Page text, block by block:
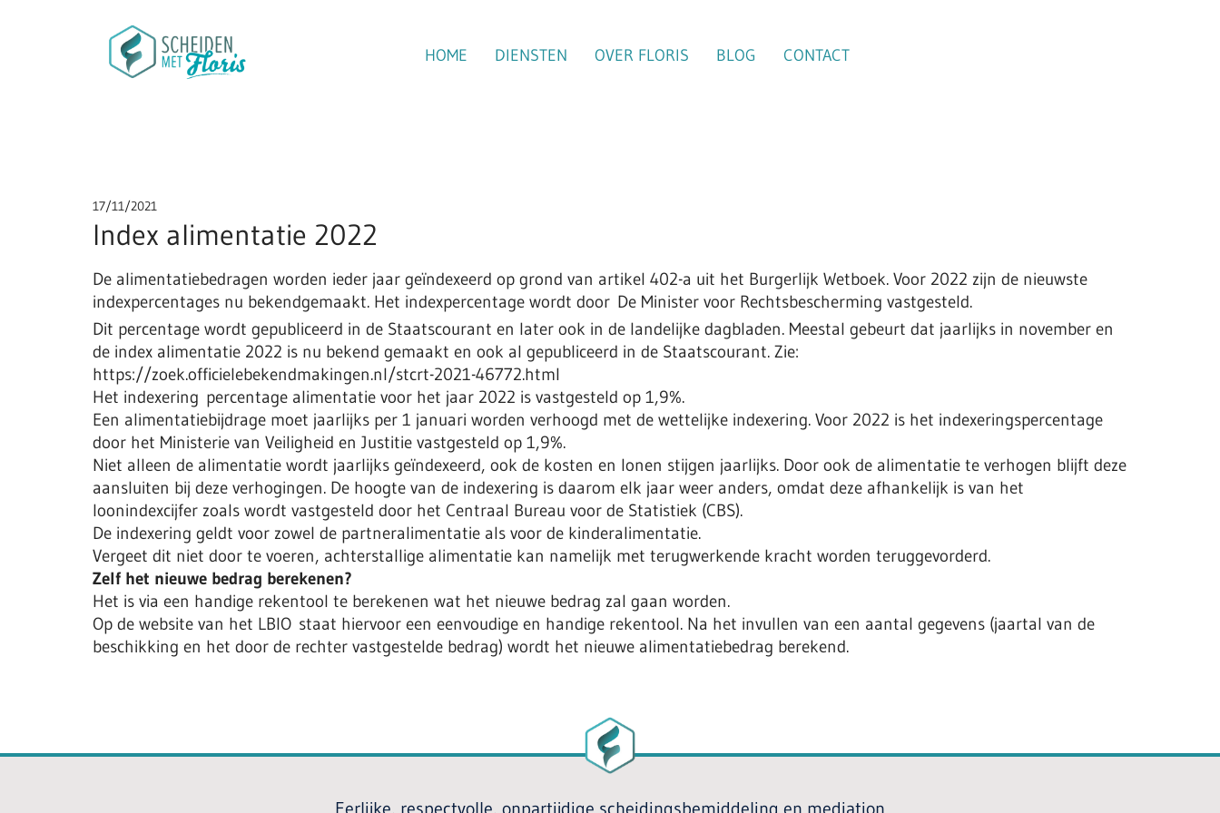
HOME DIENSTEN OVER FLORIS BLOG CONTACT
17/11/2021
Index alimentatie 2022
De alimentatiebedragen worden ieder jaar geïndexeerd op grond van artikel 402-a uit het Burgerlijk Wetboek. Voor 2022 zijn de nieuwste
indexpercentages nu bekendgemaakt. Het indexpercentage wordt door De Minister voor Rechtsbescherming vastgesteld.
Dit percentage wordt gepubliceerd in de Staatscourant en later ook in de landelijke dagbladen. Meestal gebeurt dat jaarlijks in november en
de index alimentatie 2022 is nu bekend gemaakt en ook al gepubliceerd in de Staatscourant. Zie:
https://zoek.officielebekendmakingen.nl/stcrt-2021-46772.html
Het indexering percentage alimentatie voor het jaar 2022 is vastgesteld op 1,9%.
Een alimentatiebijdrage moet jaarlijks per 1 januari worden verhoogd met de wettelijke indexering. Voor 2022 is het indexeringspercentage
door het Ministerie van Veiligheid en Justitie vastgesteld op 1,9%.
Niet alleen de alimentatie wordt jaarlijks geïndexeerd, ook de kosten en lonen stijgen jaarlijks. Door ook de alimentatie te verhogen blijft deze
aansluiten bij deze verhogingen. De hoogte van de indexering is daarom elk jaar weer anders, omdat deze afhankelijk is van het
loonindexcijfer zoals wordt vastgesteld door het Centraal Bureau voor de Statistiek (CBS).
De indexering geldt voor zowel de partneralimentatie als voor de kinderalimentatie.
Vergeet dit niet door te voeren, achterstallige alimentatie kan namelijk met terugwerkende kracht worden teruggevorderd.
Zelf het nieuwe bedrag berekenen?
Het is via een handige rekentool te berekenen wat het nieuwe bedrag zal gaan worden.
Op de website van het LBIO staat hiervoor een eenvoudige en handige rekentool. Na het invullen van een aantal gegevens (jaartal van de
beschikking en het door de rechter vastgestelde bedrag) wordt het nieuwe alimentatiebedrag berekend.